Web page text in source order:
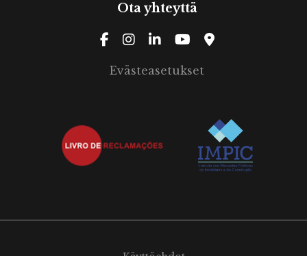
Ota yhteyttä
Evästeasetukset